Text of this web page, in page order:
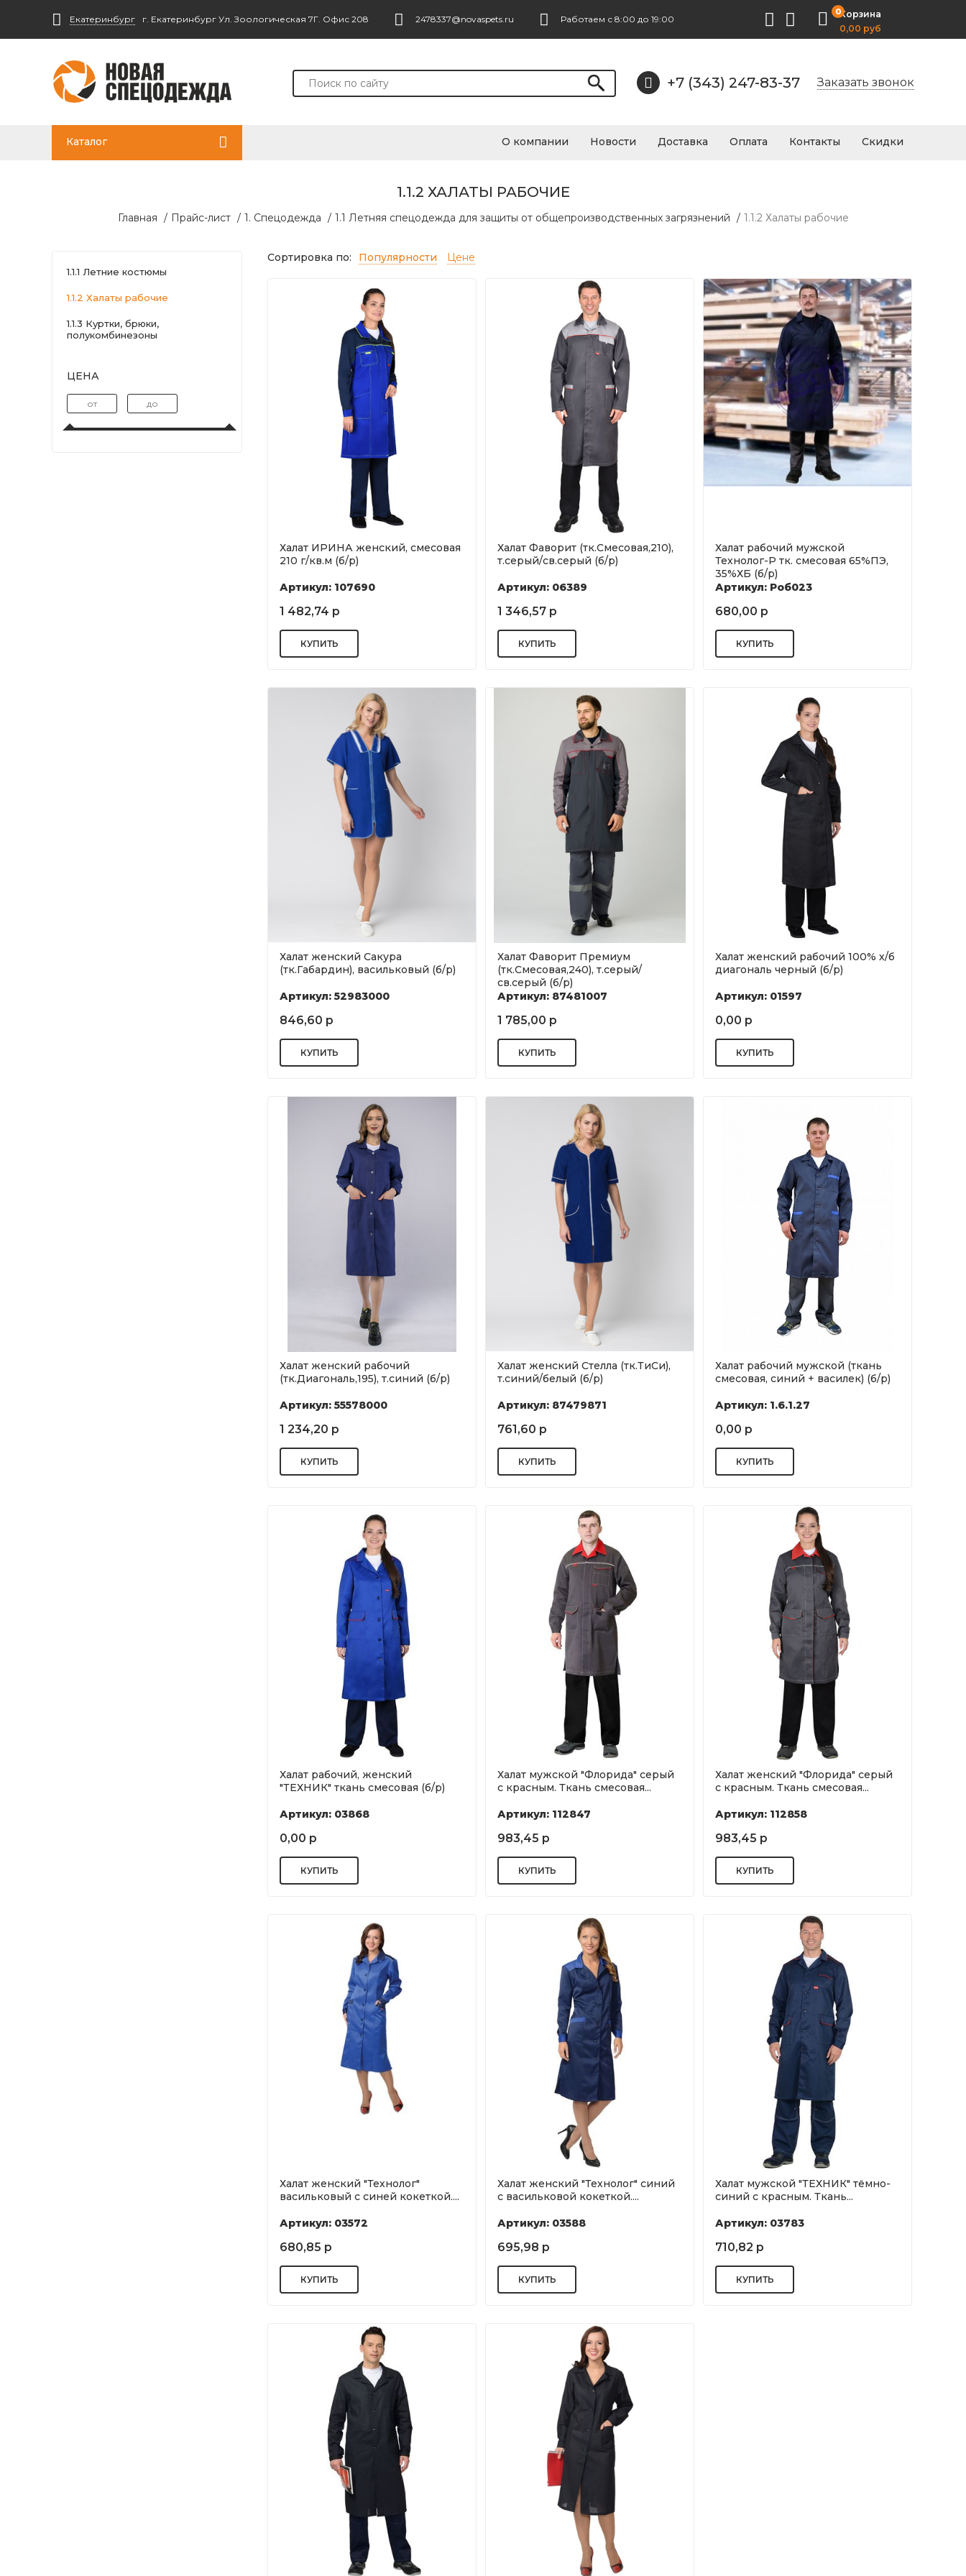
Екатеринбург г. Екатеринбург Ул. Зоологическая 7Г. Офис 208 2478337@novaspets.ru Работаем с 8:00 до 19:00
0Корзина
0,00 руб
+7 (343) 247-83-37 Заказать звонок
Каталог О компании Новости Доставка Оплата Контакты Скидки
1.1.2 ХАЛАТЫ РАБОЧИЕ
Главная / Прайс-лист / 1. Спецодежда / 1.1 Летняя спецодежда для защиты от общепроизводственных загрязнений / 1.1.2 Халаты рабочие
1.1.1 Летние костюмы
1.1.2 Халаты рабочие
1.1.3 Куртки, брюки,
полукомбинезоны
ЦЕНА
Сортировка по: Популярности Цене
Халат ИРИНА женский, смесовая
210 г/кв.м (б/р)
Артикул: 107690
1 482,74 р
Халат Фаворит (тк.Смесовая,210),
т.серый/св.серый (б/р)
Артикул: 06389
1 346,57 р
Халат рабочий мужской
Технолог-Р тк. смесовая 65%ПЭ,
35%ХБ (б/р)
Артикул: Роб023
680,00 р
Халат женский Сакура
(тк.Габардин), васильковый (б/р)
Артикул: 52983000
846,60 р
Халат Фаворит Премиум
(тк.Смесовая,240), т.серый/
св.серый (б/р)
Артикул: 87481007
1 785,00 р
Халат женский рабочий 100% х/б
диагональ черный (б/р)
Артикул: 01597
0,00 р
Халат женский рабочий
(тк.Диагональ,195), т.синий (б/р)
Артикул: 55578000
1 234,20 р
Халат женский Стелла (тк.ТиСи),
т.синий/белый (б/р)
Артикул: 87479871
761,60 р
Халат рабочий мужской (ткань
смесовая, синий + василек) (б/р)
Артикул: 1.6.1.27
0,00 р
Халат рабочий, женский
"ТЕХНИК" ткань смесовая (б/р)
Артикул: 03868
0,00 р
Халат мужской "Флорида" серый
с красным. Ткань смесовая...
Артикул: 112847
983,45 р
Халат женский "Флорида" серый
с красным. Ткань смесовая...
Артикул: 112858
983,45 р
Халат женский "Технолог"
васильковый с синей кокеткой....
Артикул: 03572
680,85 р
Халат женский "Технолог" синий
с васильковой кокеткой....
Артикул: 03588
695,98 р
Халат мужской "ТЕХНИК" тёмно-
синий с красным. Ткань...
Артикул: 03783
710,82 р